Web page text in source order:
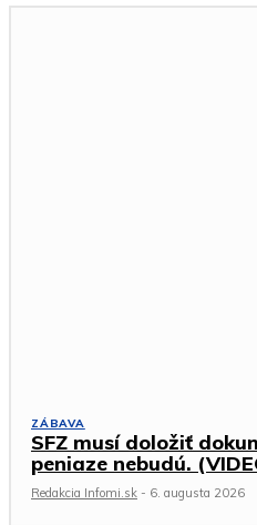
ZÁBAVA
SFZ musí doložiť
peniaze nebudú.
Redakcia Infomi.sk - 6. augusta 2026